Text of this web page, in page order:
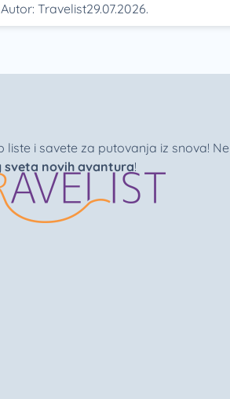
Autor: Travelist29.07.2026.
i savete za putovanja iz snova! Ne
sveta novih avantura!